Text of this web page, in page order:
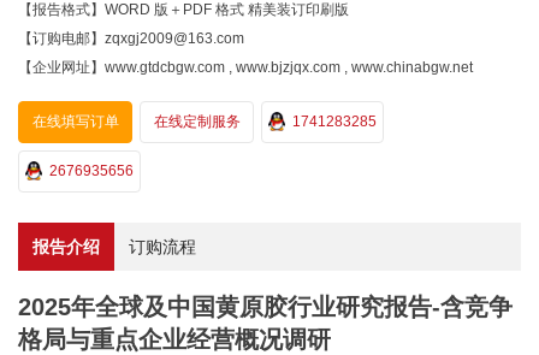
【报告格式】WORD 版＋PDF 格式 精美装订印刷版
【订购电邮】zqxgj2009@163.com
【企业网址】www.gtdcbgw.com , www.bjzjqx.com , www.chinabgw.net
在线填写订单 在线定制服务 1741283285
2676935656
报告介绍 订购流程
2025年全球及中国黄原胶行业研究报告-含竞争
格局与重点企业经营概况调研